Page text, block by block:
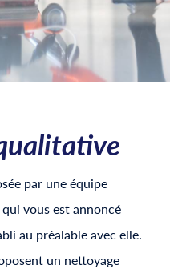
par une équipe
vous est annoncé
au préalable avec elle.
un nettoyage